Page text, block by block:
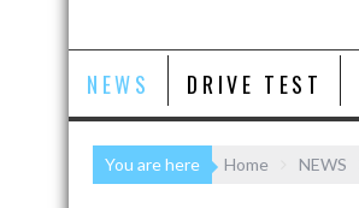
NEWS DRIVE TEST
You are here Home NEWS